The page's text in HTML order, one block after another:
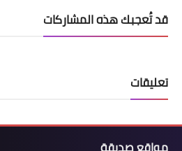
قد تُعجبك هذه المشاركات
تعليقات